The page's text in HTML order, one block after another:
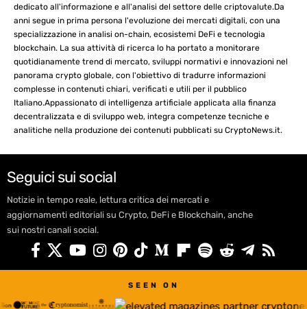
dedicato all'informazione e all'analisi del settore delle criptovalute.Da
anni segue in prima persona l'evoluzione dei mercati digitali, con una
specializzazione in analisi on-chain, ecosistemi DeFi e tecnologia
blockchain. La sua attività di ricerca lo ha portato a monitorare
quotidianamente trend di mercato, sviluppi normativi e innovazioni nel
panorama crypto globale, con l'obiettivo di tradurre informazioni
complesse in contenuti chiari, verificati e utili per il pubblico
Italiano.Appassionato di intelligenza artificiale applicata alla finanza
decentralizzata e di sviluppo web, integra competenze tecniche e
analitiche nella produzione dei contenuti pubblicati su CryptoNews.it.
Seguici sui social
Notizie in tempo reale, lettura critica dei mercati e
aggiornamenti editoriali su Crypto, DeFi e Blockchain, anche
sui nostri canali social.
SEEN ON